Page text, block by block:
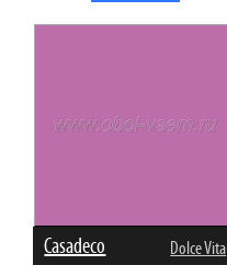
Casadeco Dolce Vita